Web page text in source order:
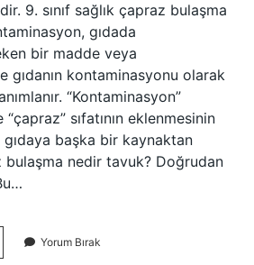
9. sınıf sağlık çapraz bulaşma
gıdada
bir madde veya
gıdanın kontaminasyonu olarak
“Kontaminasyon”
sıfatının eklenmesinin
başka bir kaynaktan
bulaşma nedir tavuk? Doğrudan
Yorum Bırak